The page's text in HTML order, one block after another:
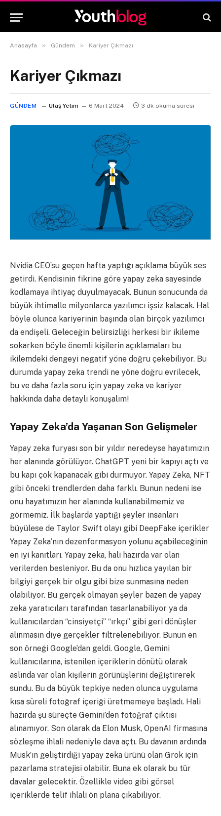
Anasayfa » Gündem » Kariyer Çıkmazı
Kariyer Çıkmazı
GÜNDEM Ulaş Yetim 6 Mart 2024 3 dk okuma süresi
Nvidia CEO’su geçen hafta yaptığı açıklama büyük ses
getirdi. Kendisinin fikrine göre yapay zeka sayesinde
kodlamaya ihtiyaç duyulmayacak. Bunun sonucunda da
büyük ihtimalle milyonlarca yazılımcı işsiz kalacak. Hal
böyle olunca kariyerinin başında olan birçok yazılımcı
da endişeli. Geleceğin belirsizliği herkesi bir ikileme
sokarken böyle önemli kişilerin açıklamaları bu
ikilemdeki dengeyi negatif yöne doğru çekebiliyor. Bu
durumda yapay zeka trendi ne yöne doğru evrilecek,
bu ve daha fazla soru için yapay zeka ve kariyer
hakkında daha detaylı konuşalım!
Yapay Zeka’da Yaşanan Son Gelişmeler
Yapay zeka furyası son bir yıldır neredeyse hayatımızın
her alanında görülüyor. ChatGPT yeni bir kapıyı açtı ve
bu kapı çok kapanacak gibi durmuyor. Yapay Zeka, NFT
gibi önceki trendlerden daha farklı. Bunun nedeni ise
onu hayatımızın her alanında kullanabilmemiz ve
görmemiz. İlk başlarda yaptığı şeyler insanları
büyülese de Taylor Swift olayı gibi DeepFake içerikler
Yapay Zeka’nın dezenformasyon yolunu açabileceğinin
en iyi kanıtları. Yapay zeka, hali hazırda var olan
verilerden besleniyor. Bu da onu hızlıca yayılan bir
bilgiyi gerçek bir olgu gibi bize sunmasına neden
olabiliyor. Bu gerçek olmayan şeyler bazen de yapay
zeka yaratıcıları tarafından tasarlanabiliyor ya da
kullanıcılardan “cinsiyetçi” “ırkçı” gibi geri dönüşler
alınmasın diye gerçekler filtrelenebiliyor. Bunun en
son örneği Google’dan geldi. Google, Gemini
kullanıcılarına, istenilen içeriklerin dönütü olarak
aslında var olan kişilerin görünüşlerini değiştirerek
sundu. Bu da büyük tepkiye neden olunca uygulama
kısa süreli fotoğraf içeriği üretmemeye başladı. Hali
hazırda şu süreçte Gemini’den fotoğraf çıktısı
alınamıyor. Son olarak da Elon Musk, OpenAI firmasına
sözleşme ihlali nedeniyle dava açtı. Bu davanın ardında
Musk’ın geliştirdiği yapay zeka ürünü olan Grok için
pazarlama stratejisi olabilir. Buna ek olarak bu tür
davalar gelecektir. Özellikle video gibi görsel
içeriklerde telif ihlali ön plana çıkabiliyor.